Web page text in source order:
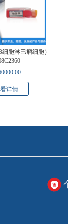
细胞淋巴瘤细胞）
详情